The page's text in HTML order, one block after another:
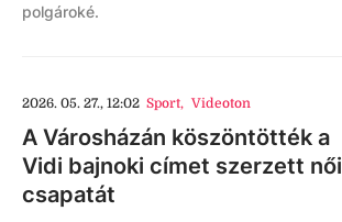
polgároké.
2026. 05. 27., 12:02 Sport, Videoton
A Városházán köszöntötték a
Vidi bajnoki címet szerzett női
csapatát